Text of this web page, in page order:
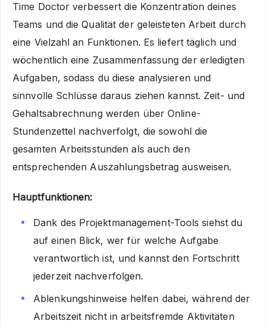
Time Doctor verbessert die Konzentration deines
Teams und die Qualität der geleisteten Arbeit durch
eine Vielzahl an Funktionen. Es liefert täglich und
wöchentlich eine Zusammenfassung der erledigten
Aufgaben, sodass du diese analysieren und
sinnvolle Schlüsse daraus ziehen kannst. Zeit- und
Gehaltsabrechnung werden über Online-
Stundenzettel nachverfolgt, die sowohl die
gesamten Arbeitsstunden als auch den
entsprechenden Auszahlungsbetrag ausweisen.
Hauptfunktionen:
Dank des Projektmanagement-Tools siehst du
auf einen Blick, wer für welche Aufgabe
verantwortlich ist, und kannst den Fortschritt
jederzeit nachverfolgen.
Ablenkungshinweise helfen dabei, während der
Arbeitszeit nicht in arbeitsfremde Aktivitäten